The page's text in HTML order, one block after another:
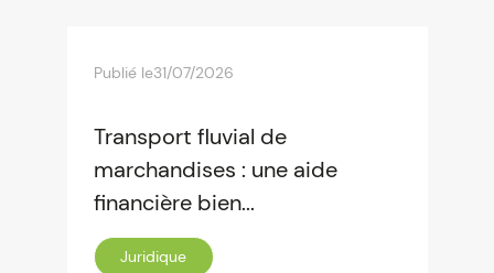
Publié le31/07/2026
Transport fluvial de
marchandises : une aide
financière bien...
Juridique